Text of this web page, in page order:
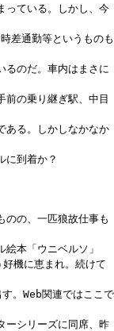
っている。しかし、今
差通勤等というものも
るのだ。車内はまさに
前の乗り継ぎ駅、中目
ある。しかしなかなか
に到着か？
のの、一匹狼故仕事も
本「ウニベルソ」
機に恵まれ。続けて
。Web関連ではここで
ーシリーズに同席、昨